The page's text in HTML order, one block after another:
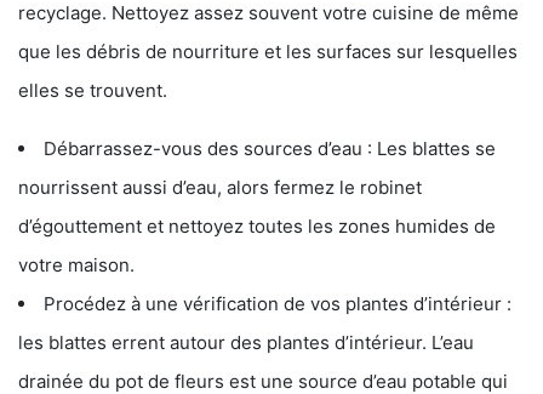
recyclage. Nettoyez assez souvent votre cuisine de même
que les débris de nourriture et les surfaces sur lesquelles
elles se trouvent.
Débarrassez-vous des sources d’eau : Les blattes se
nourrissent aussi d’eau, alors fermez le robinet
d’égouttement et nettoyez toutes les zones humides de
votre maison.
Procédez à une vérification de vos plantes d’intérieur :
les blattes errent autour des plantes d’intérieur. L’eau
drainée du pot de fleurs est une source d’eau potable qui